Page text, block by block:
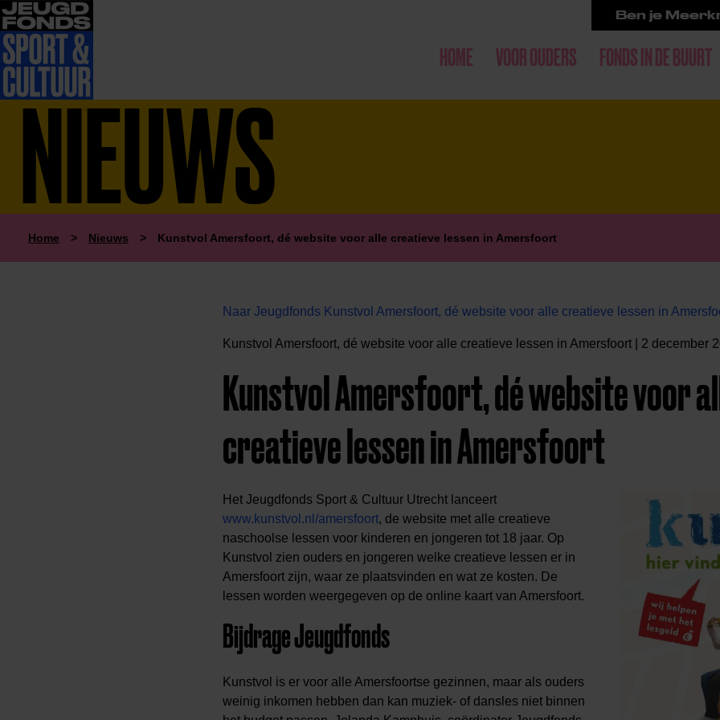
Ben je
HOME VOOR OUDERS FONDS IN DE BUURT
NIEUWS
Home > Nieuws > Kunstvol Amersfoort, dé website voor alle creatieve lessen in Amersfoort
Naar Jeugdfonds Kunstvol Amersfoort, dé website voor alle creatieve lessen in
Kunstvol Amersfoort, dé website voor alle creatieve lessen in Amersfoort | 2 december
Kunstvol Amersfoort, dé website voor
creatieve lessen in Amersfoort
Het Jeugdfonds Sport & Cultuur Utrecht lanceert
www.kunstvol.nl/amersfoort, de website met alle creatieve
naschoolse lessen voor kinderen en jongeren tot 18 jaar. Op
Kunstvol zien ouders en jongeren welke creatieve lessen er in
Amersfoort zijn, waar ze plaatsvinden en wat ze kosten. De
lessen worden weergegeven op de online kaart van Amersfoort.
Bijdrage Jeugdfonds
Kunstvol is er voor alle Amersfoortse gezinnen, maar als ouders
weinig inkomen hebben dan kan muziek- of dansles niet binnen